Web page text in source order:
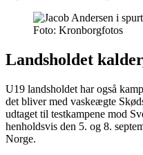
Foto: Kronborgfotos
Landsholdet
U19 landsholdet har også
det bliver med vaskeægte
udtaget til testkampene mod
henholdsvis den 5. og 8.
Norge.